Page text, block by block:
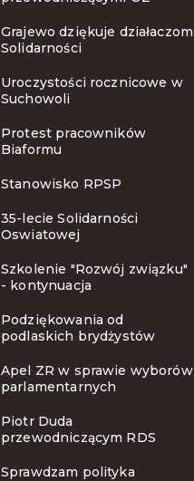
Grajewo dziękuje działaczom
Solidarności
Uroczystości rocznicowe w
Suchowoli
Protest pracowników
Biaformu
Stanowisko RPSP
35-lecie Solidarności
Oswiatowej
Szkolenie "Rozwój związku"
- kontynuacja
Podziękowania od
podlaskich brydżystów
Apel ZR w sprawie wyborów
parlamentarnych
Piotr Duda
przewodniczącym RDS
Sprawdzam polityka